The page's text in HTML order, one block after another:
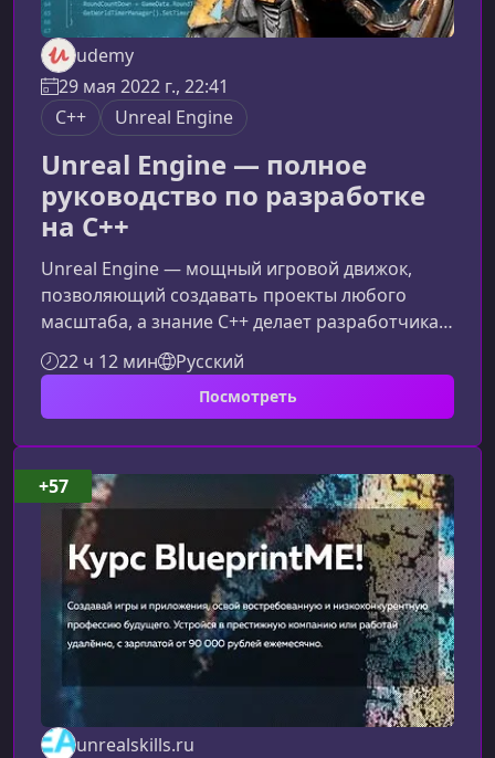
udemy
29 мая 2022 г., 22:41
C++
Unreal Engine
Unreal Engine — полное
руководство по разработке
на С++
Unreal Engine — мощный игровой движок,
позволяющий создавать проекты любого
масштаба, а знание C++ делает разработчика
максимально гибким и конкурентоспособным.
В этом курсе вы пройдёте путь от базовых
принципов C++ в Unreal до продвинутых
мере изучения материала.Что представляет
собой курсКурс строится вокруг практической
разработки шутера от третьего лица —
ShootThemUp. На каждом этапе вы будете из
22 ч 12 мин Русский
Посмотреть
unrealskills.ru
+57